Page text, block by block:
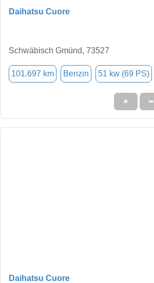
Daihatsu Cuore
Schwäbisch Gmünd, 73527
101.697 km Benzin 51 kw (69 PS)
★ ➦
Daihatsu Cuore